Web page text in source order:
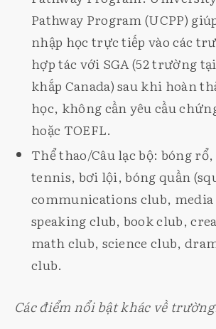
Pathway Program (UCPP)
nhập học trực tiếp vào các
hợp tác với SGA (52 trường
khắp Canada) sau khi hoàn
học, không cần yêu cầu
hoặc TOEFL.
Thể thao/Câu lạc bộ: bóng rổ,
tennis, bơi lội, bóng quần
communications club,
speaking club, book club,
math club, science club,
club.
Các điểm nổi bật khác về